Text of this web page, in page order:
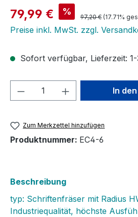
Verkaufspreis:
79,99 € % Regulärer Preis:
97,20 € (17.71%
Preise inkl. MwSt. zzgl.
Sofort verfügbar, Lieferzeit: 1-
Produkt Anzahl: Gib
In
Zum Merkzettel hinzufügen
Produktnummer: EC4-6
Beschreibung
typ: Schriftenfräser mit Radius
Industriequalität, höchste